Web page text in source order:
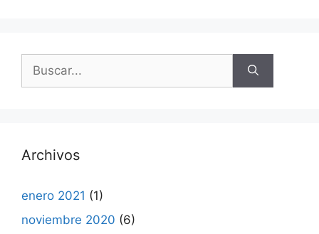
Buscar:
Archivos
enero 2021 (1)
noviembre 2020 (6)